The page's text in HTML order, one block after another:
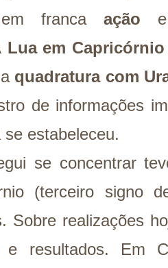
em franca ação e
Lua em Capricórnio
quadratura com
de informações
estabeleceu.
se concentrar
(terceiro signo
Sobre realizações
e resultados. Em